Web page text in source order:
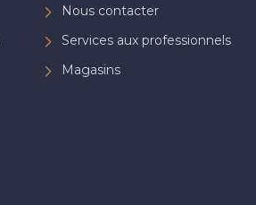
Nous contacter
Services aux professionnels
Magasins